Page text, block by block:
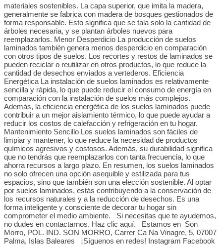
materiales sostenibles. La capa superior, que imita la madera,
generalmente se fabrica con madera de bosques gestionados de
forma responsable. Esto significa que se tala solo la cantidad de
árboles necesaria, y se plantan árboles nuevos para
reemplazarlos. Menor Desperdicio La producción de suelos
laminados también genera menos desperdicio en comparación
con otros tipos de suelos. Los recortes y restos de laminados se
pueden reciclar o reutilizar en otros productos, lo que reduce la
cantidad de desechos enviados a vertederos. Eficiencia
Energética La instalación de suelos laminados es relativamente
sencilla y rápida, lo que puede reducir el consumo de energía en
comparación con la instalación de suelos más complejos.
Además, la eficiencia energética de los suelos laminados puede
contribuir a un mejor aislamiento térmico, lo que puede ayudar a
reducir los costos de calefacción y refrigeración en tu hogar.
Mantenimiento Sencillo Los suelos laminados son fáciles de
limpiar y mantener, lo que reduce la necesidad de productos
químicos agresivos y costosos. Además, su durabilidad significa
que no tendrás que reemplazarlos con tanta frecuencia, lo que
ahorra recursos a largo plazo. En resumen, los suelos laminados
no solo ofrecen una opción asequible y estilizada para tus
espacios, sino que también son una elección sostenible. Al optar
por suelos laminados, estás contribuyendo a la conservación de
los recursos naturales y a la reducción de desechos. Es una
forma inteligente y consciente de decorar tu hogar sin
comprometer el medio ambiente. Si necesitas que te ayudemos,
no dudes en contactarnos. Haz clic aquí. Estamos en Son
Morro, POL. IND. SON MORRO, Carrer Ca Na Vinagre, 5, 07007
Palma, Islas Baleares ¡Síguenos en redes! Instagram Facebook